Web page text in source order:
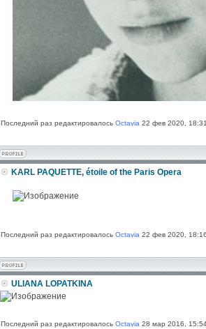
Последний раз редактировалось Octavia 22 фев 2020,
KARL PAQUETTE, étoile of the Paris Opera
Последний раз редактировалось Octavia 22 фев 2020,
ULIANA LOPATKINA
Последний раз редактировалось Octavia 28 мар 2016,